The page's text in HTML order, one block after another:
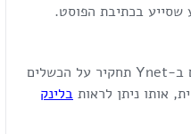
שסייע בכתיבת הפוסט.
נ.ב.- בפברואר 2020 התפרסם ב-Ynet תחקיר על הכשלים
אותו ניתן לראות בלינק